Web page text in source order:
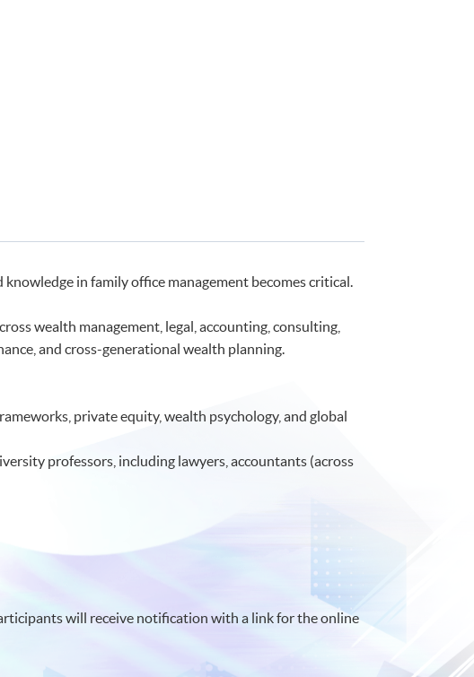
in family office management becomes critical.
wealth management, legal, accounting, consulting,
and cross-generational wealth planning.
private equity, wealth psychology, and global
professors, including lawyers, accountants (across
will receive notification with a link for the online